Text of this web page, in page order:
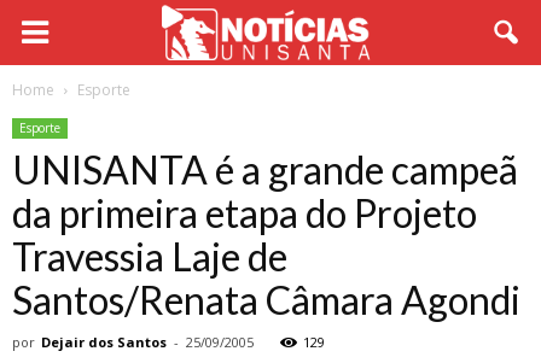
Home Esporte
Esporte
UNISANTA é a grande campeã
da primeira etapa do Projeto
Travessia Laje de
Santos/Renata Câmara Agondi
por Dejair dos Santos - 25/09/2005 129